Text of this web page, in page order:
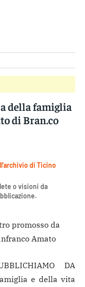
della famiglia
di Bran.co
di Ticino
o visioni da
promosso da
Amato
DA
e della vita